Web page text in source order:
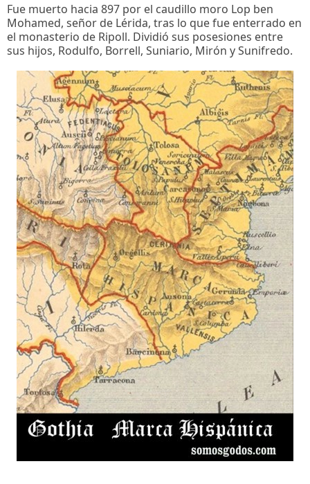
Fue muerto hacia 897 por el caudillo moro Lop ben
Mohamed, señor de Lérida, tras lo que fue enterrado en
el monasterio de Ripoll. Dividió sus posesiones entre
sus hijos, Rodulfo, Borrell, Suniario, Mirón y Sunifredo.